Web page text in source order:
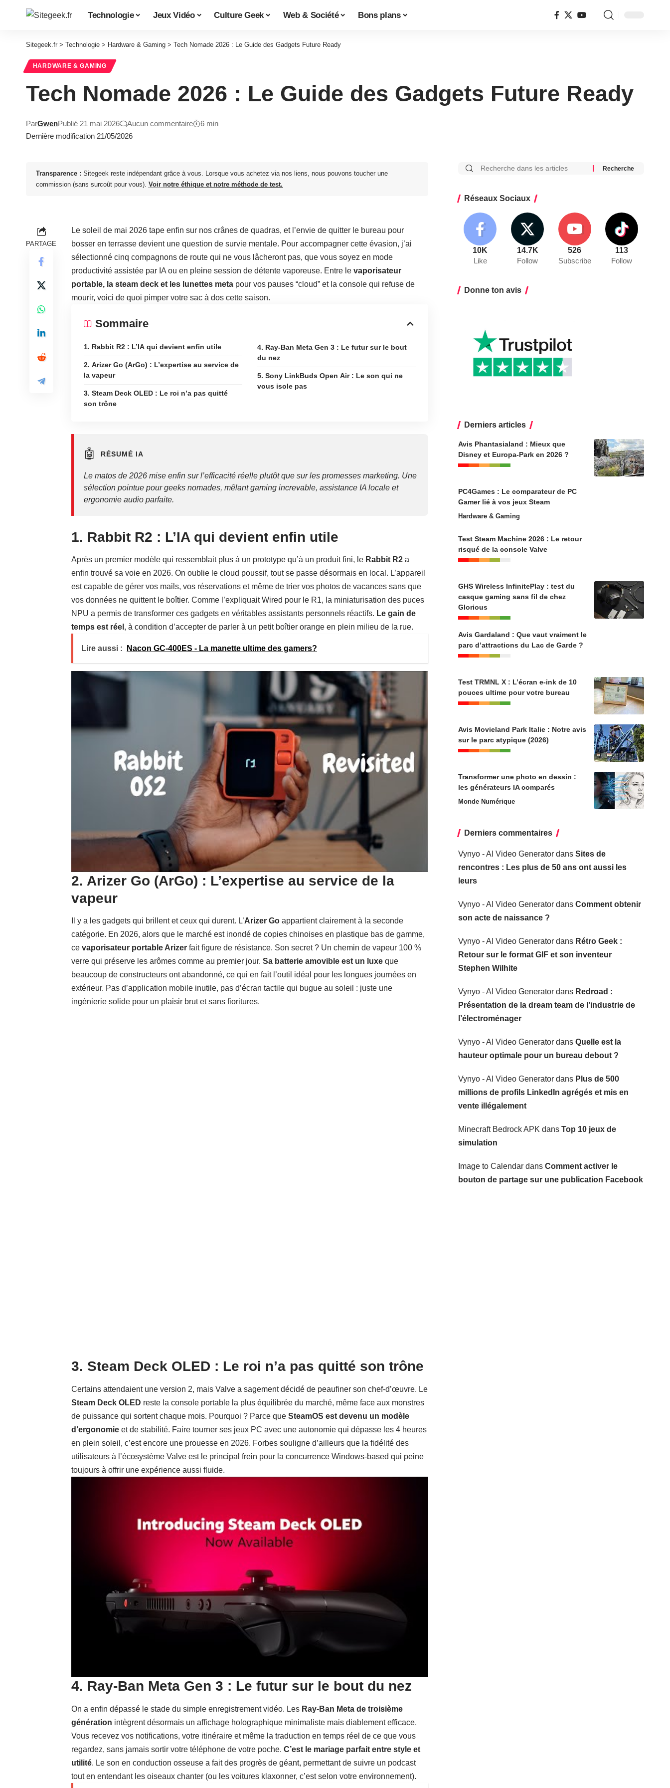
Technologie Jeux Vidéo Culture Geek Web & Société Bons plans
Sitegeek.fr > Technologie > Hardware & Gaming > Tech Nomade 2026 : Le Guide des Gadgets Future Ready
HARDWARE & GAMING
Tech Nomade 2026 : Le Guide des Gadgets Future Ready
Dernière modification 21/05/2026
ParGwenPublié 21 mai 2026 Aucun commentaire 6 min
Transparence : Sitegeek reste indépendant grâce à vous. Lorsque vous achetez via nos liens, nous pouvons toucher une
commission (sans surcoût pour vous). Voir notre éthique et notre méthode de test.
PARTAGE
Le soleil de mai 2026 tape enfin sur nos crânes de quadras, et l’envie de quitter le bureau pour
bosser en terrasse devient une question de survie mentale. Pour accompagner cette évasion, j’ai
sélectionné cinq compagnons de route qui ne vous lâcheront pas, que vous soyez en mode
productivité assistée par IA ou en pleine session de détente vaporeuse. Entre le vaporisateur
portable, la steam deck et les lunettes meta pour vos pauses “cloud” et la console qui refuse de
mourir, voici de quoi pimper votre sac à dos cette saison.
Sommaire
1. Rabbit R2 : L’IA qui devient enfin utile
2. Arizer Go (ArGo) : L’expertise au service de
la vapeur
3. Steam Deck OLED : Le roi n’a pas quitté
son trône
4. Ray-Ban Meta Gen 3 : Le futur sur le bout
du nez
5. Sony LinkBuds Open Air : Le son qui ne
vous isole pas
🤖 RÉSUMÉ IA
Le matos de 2026 mise enfin sur l’efficacité réelle plutôt que sur les promesses marketing. Une
sélection pointue pour geeks nomades, mêlant gaming increvable, assistance IA locale et
ergonomie audio parfaite.
1. Rabbit R2 : L’IA qui devient enfin utile
Après un premier modèle qui ressemblait plus à un prototype qu’à un produit fini, le Rabbit R2 a
enfin trouvé sa voie en 2026. On oublie le cloud poussif, tout se passe désormais en local. L’appareil
est capable de gérer vos mails, vos réservations et même de trier vos photos de vacances sans que
vos données ne quittent le boîtier. Comme l’expliquaitWired pour le R1, la miniaturisation des puces
NPU a permis de transformer ces gadgets en véritables assistants personnels réactifs. Le gain de
temps est réel , à condition d’accepter de parler à un petit boîtier orange en plein milieu de la rue.
Lire aussi : Nacon GC-400ES - La manette ultime des gamers?
2. Arizer Go (ArGo) : L’expertise au service de la
vapeur
Il y a les gadgets qui brillent et ceux qui durent. L’Arizer Go appartient clairement à la seconde
catégorie. En 2026, alors que le marché est inondé de copies chinoises en plastique bas de gamme,
ce vaporisateur portable Arizer fait figure de résistance. Son secret ? Un chemin de vapeur 100 %
verre qui préserve les arômes comme au premier jour. Sa batterie amovible est un luxe que
beaucoup de constructeurs ont abandonné, ce qui en fait l’outil idéal pour les longues journées en
extérieur. Pas d’application mobile inutile, pas d’écran tactile qui bugue au soleil : juste une
ingénierie solide pour un plaisir brut et sans fioritures.
3. Steam Deck OLED : Le roi n’a pas quitté son trône
Certains attendaient une version 2, mais Valve a sagement décidé de peaufiner son chef-d’œuvre. Le
Steam Deck OLED reste la console portable la plus équilibrée du marché, même face aux monstres
de puissance qui sortent chaque mois. Pourquoi ? Parce que SteamOS est devenu un modèle
d’ergonomie et de stabilité. Faire tourner ses jeux PC avec une autonomie qui dépasse les 4 heures
en plein soleil, c’est encore une prouesse en 2026. Forbes souligne d’ailleurs que la fidélité des
utilisateurs à l’écosystème Valve est le principal frein pour la concurrence Windows-based qui peine
toujours à offrir une expérience aussi fluide.
4. Ray-Ban Meta Gen 3 : Le futur sur le bout du nez
On a enfin dépassé le stade du simple enregistrement vidéo. Les Ray-Ban Meta de troisième
génération intègrent désormais un affichage holographique minimaliste mais diablement efficace.
Vous recevez vos notifications, votre itinéraire et même la traduction en temps réel de ce que vous
regardez, sans jamais sortir votre téléphone de votre poche. C’est le mariage parfait entre style et
utilité. Le son en conduction osseuse a fait des progrès de géant, permettant de suivre un podcast
tout en entendant les oiseaux chanter (ou les voitures klaxonner, c’est selon votre environnement).
Réseaux Sociaux
10K
Like
14.7K
Follow
526
Subscribe
113
Follow
Donne ton avis
Derniers articles
Avis Phantasialand : Mieux que
Disney et Europa-Park en 2026 ?
PC4Games : Le comparateur de PC
Gamer lié à vos jeux Steam
Hardware & Gaming
Test Steam Machine 2026 : Le retour
risqué de la console Valve
GHS Wireless InfinitePlay : test du
casque gaming sans fil de chez
Glorious
Avis Gardaland : Que vaut vraiment le
parc d’attractions du Lac de Garde ?
Test TRMNL X : L’écran e-ink de 10
pouces ultime pour votre bureau
Avis Movieland Park Italie : Notre avis
sur le parc atypique (2026)
Transformer une photo en dessin :
les générateurs IA comparés
Monde Numérique
Derniers commentaires
Vynyo - AI Video Generatordans Sites de
rencontres : Les plus de 50 ans ont aussi les
leurs
Vynyo - AI Video Generatordans Comment obtenir
son acte de naissance ?
Vynyo - AI Video Generatordans Rétro Geek :
Retour sur le format GIF et son inventeur
Stephen Wilhite
Vynyo - AI Video Generatordans Redroad :
Présentation de la dream team de l’industrie de
l’électroménager
Vynyo - AI Video Generatordans Quelle est la
hauteur optimale pour un bureau debout ?
Vynyo - AI Video Generatordans Plus de 500
millions de profils LinkedIn agrégés et mis en
vente illégalement
Minecraft Bedrock APK dans Top 10 jeux de
simulation
Image to Calendardans Comment activer le
bouton de partage sur une publication Facebook